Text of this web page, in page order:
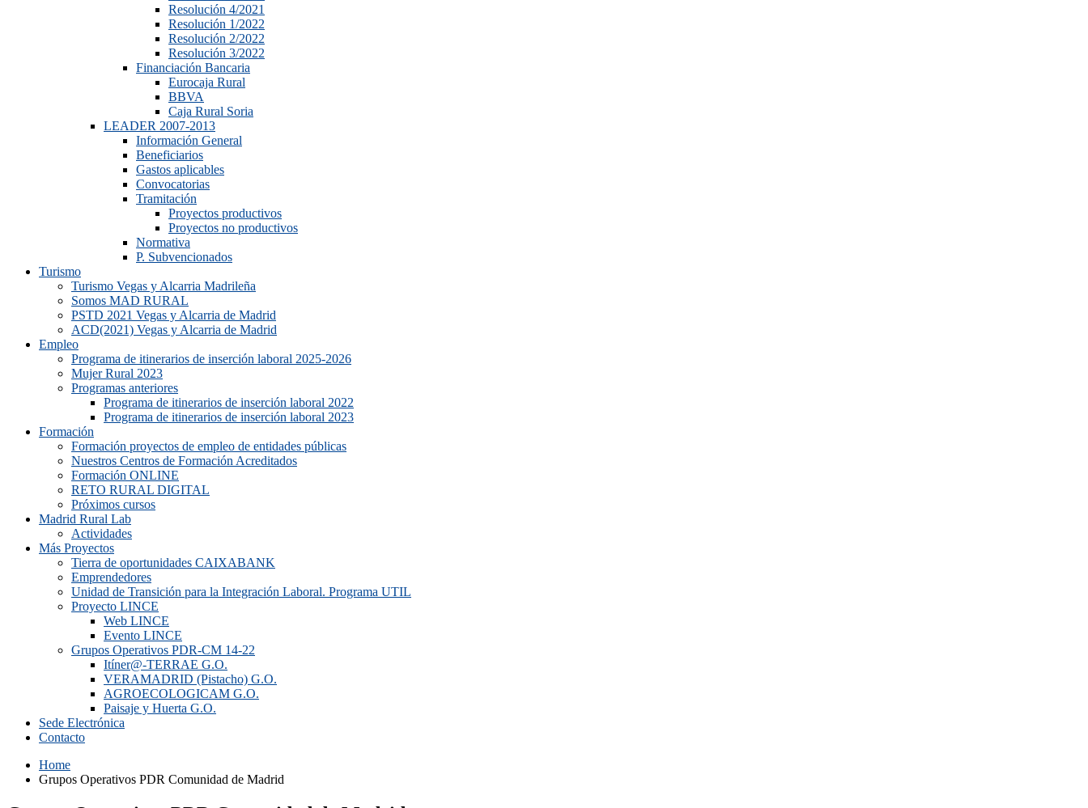
Resolución 4/2021
Resolución 1/2022
Resolución 2/2022
Resolución 3/2022
Financiación Bancaria
Eurocaja Rural
BBVA
Caja Rural Soria
LEADER 2007-2013
Información General
Beneficiarios
Gastos aplicables
Convocatorias
Tramitación
Proyectos productivos
Proyectos no productivos
Normativa
P. Subvencionados
Turismo
Turismo Vegas y Alcarria Madrileña
Somos MAD RURAL
PSTD 2021 Vegas y Alcarria de Madrid
ACD(2021) Vegas y Alcarria de Madrid
Empleo
Programa de itinerarios de inserción laboral 2025-2026
Mujer Rural 2023
Programas anteriores
Programa de itinerarios de inserción laboral 2022
Programa de itinerarios de inserción laboral 2023
Formación
Formación proyectos de empleo de entidades públicas
Nuestros Centros de Formación Acreditados
Formación ONLINE
RETO RURAL DIGITAL
Próximos cursos
Madrid Rural Lab
Actividades
Más Proyectos
Tierra de oportunidades CAIXABANK
Emprendedores
Unidad de Transición para la Integración Laboral. Programa UTIL
Proyecto LINCE
Web LINCE
Evento LINCE
Grupos Operativos PDR-CM 14-22
Itíner@-TERRAE G.O.
VERAMADRID (Pistacho) G.O.
AGROECOLOGICAM G.O.
Paisaje y Huerta G.O.
Sede Electrónica
Contacto
Home
Grupos Operativos PDR Comunidad de Madrid